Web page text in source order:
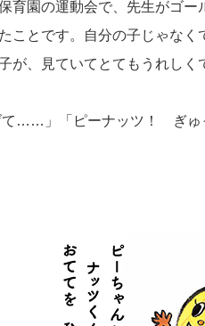
育園の運動会で、先生がゴー
ことです。自分の子じゃなく
が、見ていてとてもうれしく
……」「ピーナッツ！ ぎゅ